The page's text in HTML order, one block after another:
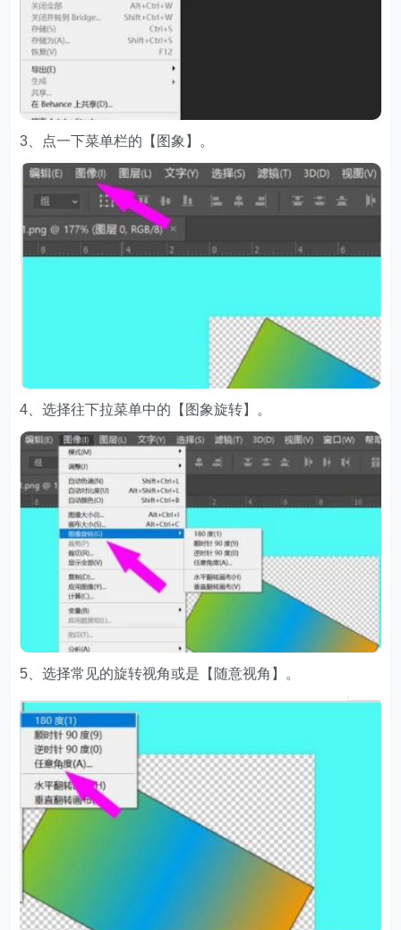
3、点一下菜单栏的【图象】。
4、选择往下拉菜单中的【图象旋转】。
5、选择常见的旋转视角或是【随意视角】。